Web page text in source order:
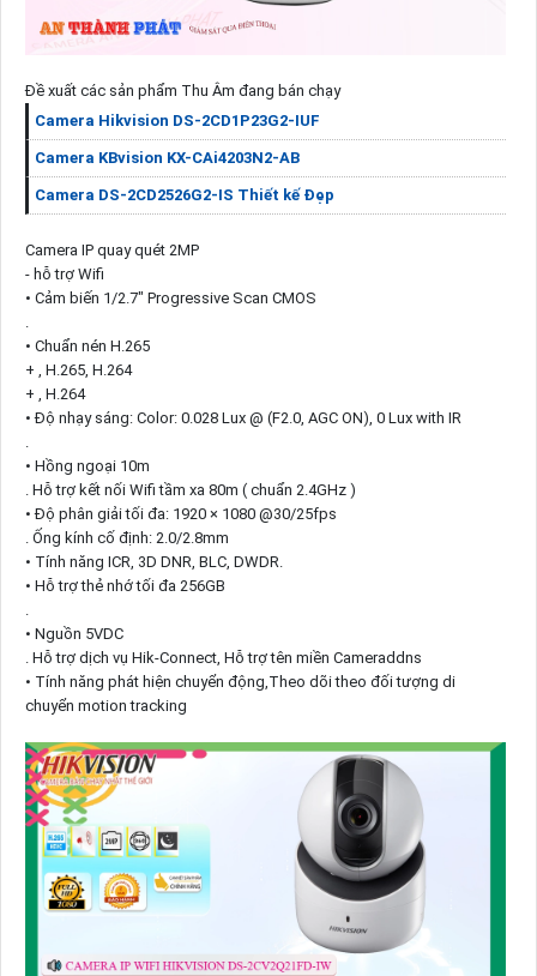
Đề xuất các sản phẩm Thu Âm đang bán chạy
Camera Hikvision DS-2CD1P23G2-IUF
Camera KBvision KX-CAi4203N2-AB
Camera DS-2CD2526G2-IS Thiết kế Đẹp
Camera IP quay quét 2MP
- hỗ trợ Wifi
• Cảm biến 1/2.7" Progressive Scan CMOS
• Chuẩn nén H.265
+ , H.265, H.264
+ , H.264
• Độ nhạy sáng: Color: 0.028 Lux @ (F2.0, AGC ON), 0 Lux with IR
• Hồng ngoại 10m
. Hỗ trợ kết nối Wifi tầm xa 80m ( chuẩn 2.4GHz )
• Độ phân giải tối đa: 1920 × 1080 @30/25fps
. Ống kính cố định: 2.0/2.8mm
• Tính năng ICR, 3D DNR, BLC, DWDR.
• Hỗ trợ thẻ nhớ tối đa 256GB
• Nguồn 5VDC
. Hỗ trợ dịch vụ Hik-Connect, Hỗ trợ tên miền Cameraddns
• Tính năng phát hiện chuyển động,Theo dõi theo đối tượng di
chuyển motion tracking